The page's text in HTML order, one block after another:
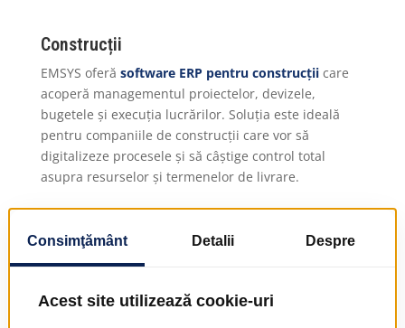
Construcții
EMSYS oferă software ERP pentru construcții care
acoperă managementul proiectelor, devizele,
bugetele și execuția lucrărilor. Soluția este ideală
pentru companiile de construcții care vor să
digitalizeze procesele și să câștige control total
asupra resurselor și termenelor de livrare.